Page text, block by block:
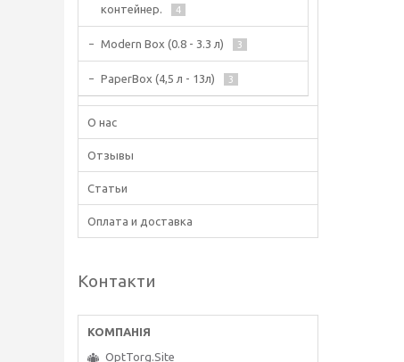
контейнер.
4
Modern Box (0.8 - 3.3 л) 3
PaperBox (4,5 л - 13л) 3
О нас
Отзывы
Статьи
Оплата и доставка
Контакти
OptTorg.Site